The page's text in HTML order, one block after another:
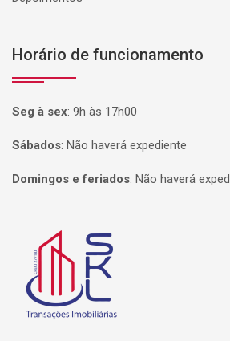
Horário de funcionamento
Seg à sex: 9h às 17h00
Sábados: Não haverá expediente
Domingos e feriados: Não haverá
Página inicial